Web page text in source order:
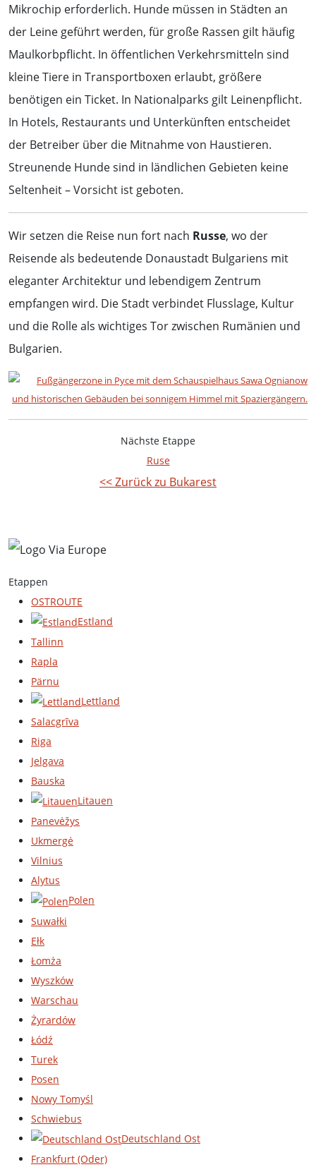
Mikrochip erforderlich. Hunde müssen in Städten an
der Leine geführt werden, für große Rassen gilt häufig
Maulkorbpflicht. In öffentlichen Verkehrsmitteln sind
kleine Tiere in Transportboxen erlaubt, größere
benötigen ein Ticket. In Nationalparks gilt Leinenpflicht.
In Hotels, Restaurants und Unterkünften entscheidet
der Betreiber über die Mitnahme von Haustieren.
Streunende Hunde sind in ländlichen Gebieten keine
Seltenheit – Vorsicht ist geboten.
Wir setzen die Reise nun fort nach Russe, wo der
Reisende als bedeutende Donaustadt Bulgariens mit
eleganter Architektur und lebendigem Zentrum
empfangen wird. Die Stadt verbindet Flusslage, Kultur
und die Rolle als wichtiges Tor zwischen Rumänien und
Bulgarien.
Nächste Etappe
Ruse
<< Zurück zu Bukarest
Etappen
OSTROUTE
Estland
Tallinn
Rapla
Pärnu
Lettland
Salacgrīva
Riga
Jelgava
Bauska
Litauen
Panevėžys
Ukmergė
Vilnius
Alytus
Polen
Suwałki
Ełk
Łomża
Wyszków
Warschau
Żyrardów
Łódź
Turek
Posen
Nowy Tomyśl
Schwiebus
Deutschland Ost
Frankfurt (Oder)